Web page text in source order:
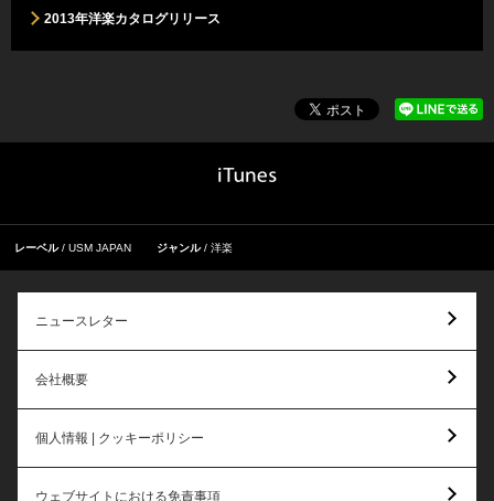
2013年洋楽カタログリリース
レーベル USM JAPAN ジャンル 洋楽
ニュースレター
会社概要
個人情報 | クッキーポリシー
ウェブサイトにおける免責事項